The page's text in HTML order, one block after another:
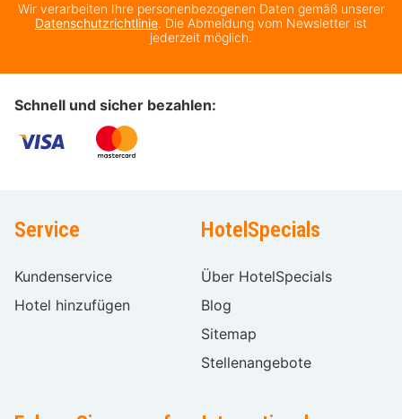
Wir verarbeiten Ihre personenbezogenen Daten gemäß unserer
Datenschutzrichtlinie. Die Abmeldung vom Newsletter ist
jederzeit möglich.
Schnell und sicher bezahlen:
Service
Kundenservice
Hotel hinzufügen
HotelSpecials
Über HotelSpecials
Blog
Sitemap
Stellenangebote